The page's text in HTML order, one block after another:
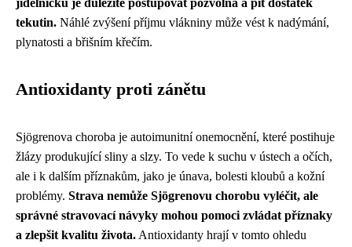
tekutin. Náhlé zvýšení příjmu vlákniny může vést k nadýmání,
plynatosti a břišním křečím.
Antioxidanty proti zánětu
Sjögrenova choroba je autoimunitní onemocnění, které postihuje
žlázy produkující sliny a slzy. To vede k suchu v ústech a očích,
ale i k dalším příznakům, jako je únava, bolesti kloubů a kožní
problémy. Strava nemůže Sjögrenovu chorobu vyléčit, ale
správné stravovací návyky mohou pomoci zvládat příznaky
a zlepšit kvalitu života. Antioxidanty hrají v tomto ohledu